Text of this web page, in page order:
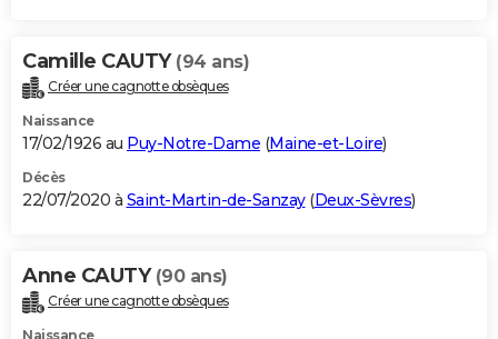
Camille CAUTY (94 ans)
Créer une cagnotte obsèques
Naissance
17/02/1926 au Puy-Notre-Dame (Maine-et-Loire)
Décès
22/07/2020 à Saint-Martin-de-Sanzay(Deux-Sèvres)
Anne CAUTY (90 ans)
Créer une cagnotte obsèques
Naissance